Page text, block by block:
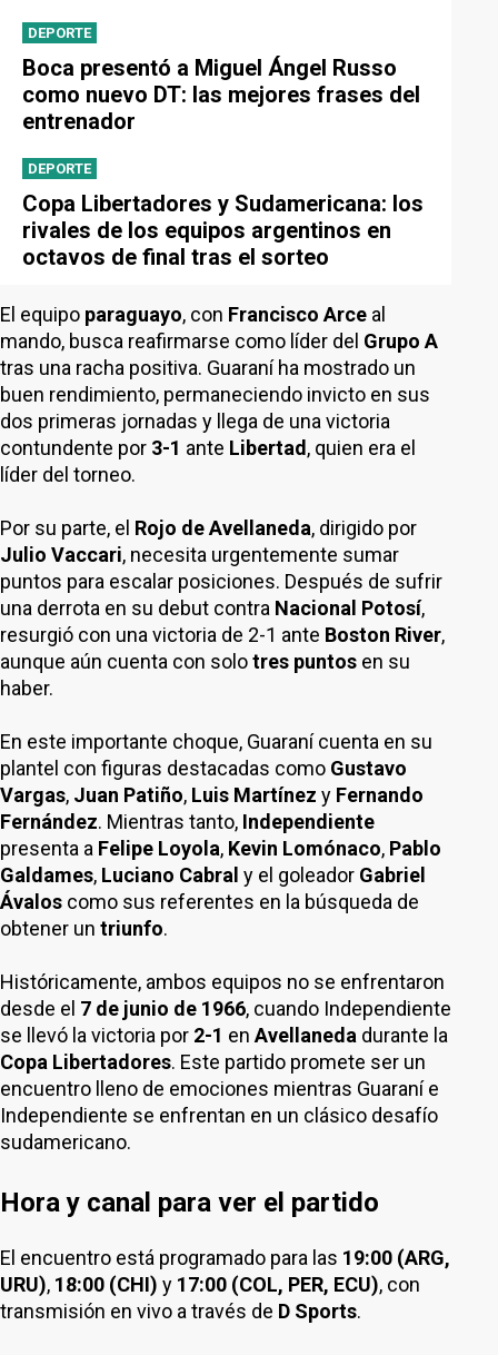
DEPORTE
Boca presentó a Miguel Ángel Russo
como nuevo DT: las mejores frases del
entrenador
DEPORTE
Copa Libertadores y Sudamericana: los
rivales de los equipos argentinos en
octavos de final tras el sorteo
El equipo paraguayo, con Francisco Arce al
mando, busca reafirmarse como líder del Grupo A
tras una racha positiva. Guaraní ha mostrado un
buen rendimiento, permaneciendo invicto en sus
dos primeras jornadas y llega de una victoria
contundente por 3-1 ante Libertad , quien era el
líder del torneo.
Por su parte, el Rojo de Avellaneda, dirigido por
Julio Vaccari, necesita urgentemente sumar
puntos para escalar posiciones. Después de sufrir
una derrota en su debut contra Nacional Potosí,
resurgió con una victoria de 2-1 ante Boston River,
aunque aún cuenta con solotres puntos en su
haber.
En este importante choque, Guaraní cuenta en su
plantel con figuras destacadas como Gustavo
Vargas, Juan Patiño, Luis Martínez y Fernando
Fernández. Mientras tanto, Independiente
presenta a Felipe Loyola, Kevin Lomónaco, Pablo
Galdames, Luciano Cabral y el goleador Gabriel
Ávalos como sus referentes en la búsqueda de
obtener un triunfo.
Históricamente, ambos equipos no se enfrentaron
desde el 7 de junio de 1966, cuando Independiente
se llevó la victoria por 2-1 en Avellaneda durante la
Copa Libertadores. Este partido promete ser un
encuentro lleno de emociones mientras Guaraní e
Independiente se enfrentan en un clásico desafío
sudamericano.
Hora y canal para ver el partido
El encuentro está programado para las 19:00 (ARG,
URU), 18:00 (CHI) y 17:00 (COL, PER, ECU), con
transmisión en vivo a través de D Sports.